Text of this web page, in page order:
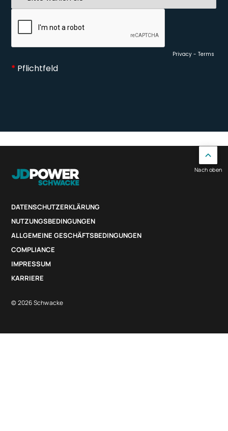
DATENSCHUTZERKLÄRUNG
NUTZUNGSBEDINGUNGEN
ALLGEMEINE GESCHÄFTSBEDINGUNGEN
COMPLIANCE
IMPRESSUM
KARRIERE
© 2026 Schwacke
Nach oben